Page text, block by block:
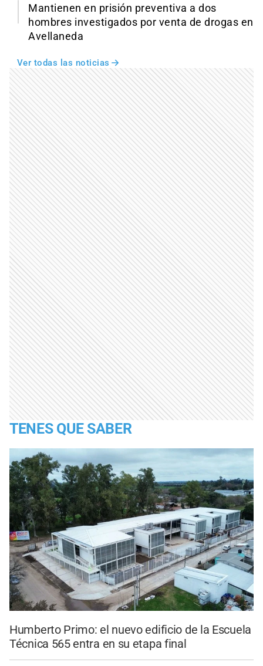
Mantienen en prisión preventiva a dos
hombres investigados por venta de drogas en
Avellaneda
Ver todas las noticias
TENES QUE SABER
Humberto Primo: el nuevo edificio de la Escuela
Técnica 565 entra en su etapa final